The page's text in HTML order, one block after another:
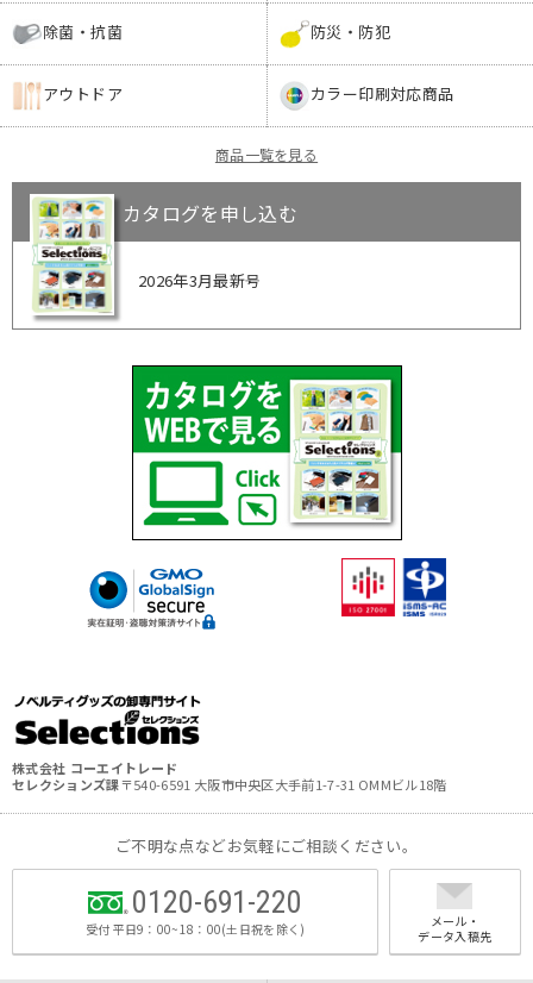
除菌・抗菌 防災・防犯
アウトドア カラー印刷対応商品
商品一覧を見る
カタログを申し込む
2026年3月最新号
株式会社 コーエイトレード
セレクションズ課〒540-6591 大阪市中央区大手前1-7-31 OMMビル18階
ご不明な点などお気軽にご相談ください。
0120-691-220
受付 平日9：00~18：00(土日祝を除く)
メール・
データ入稿先